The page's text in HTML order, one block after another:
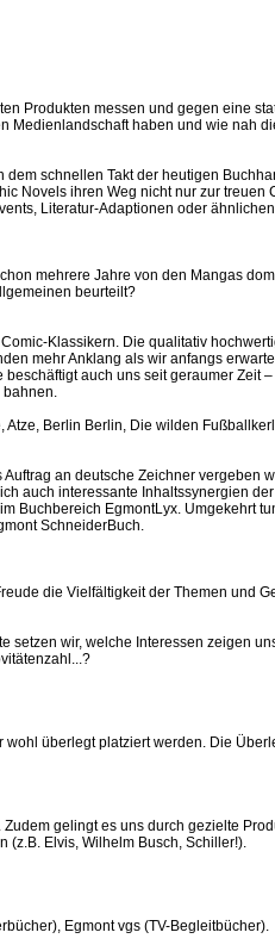
Produkten messen und gegen eine
haben und wie nah
schnellen Takt der heutigen
Novels ihren Weg nicht nur zur
Literatur-Adaptionen oder
mehrere Jahre von den Mangas
beurteilt?
Klassikern. Die qualitativ
mehr Anklang als wir anfangs
auch uns seit geraumer Zeit
bahnen.
Berlin Berlin, Die wilden
an deutsche Zeichner vergeben
auch interessante Inhaltssynergien
Buchbereich EgmontLyx. Umgekehrt
SchneiderBuch.
die Vielfältigkeit der Themen und
wir, welche Interessen zeigen
überlegt platziert werden. Die
gelingt es uns durch gezielte
(z.B. Elvis, Wilhelm Busch, Schiller!).
Egmont vgs (TV-Begleitbücher).